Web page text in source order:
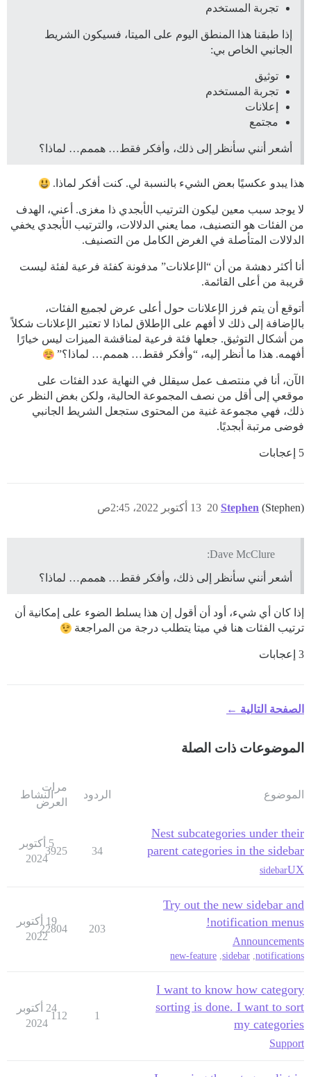
تجربة المستخدم
إذا طبقنا هذا المنطق اليوم على الميتا، فسيكون الشريط
الجانبي الخاص بي:
توثيق
تجربة المستخدم
إعلانات
مجتمع
أشعر أنني سأنظر إلى ذلك، وأفكر فقط… هممم… لماذا؟
هذا يبدو عكسيًا بعض الشيء بالنسبة لي. كنت أفكر لماذا.
لا يوجد سبب معين ليكون الترتيب الأبجدي ذا مغزى. أعني، الهدف
من الفئات هو التصنيف، مما يعني الدلالات، والترتيب الأبجدي يخفي
الدلالات المتأصلة في الغرض الكامل من التصنيف.
أنا أكثر دهشة من أن “الإعلانات” مدفونة كفئة فرعية لفئة ليست
قريبة من أعلى القائمة.
أتوقع أن يتم فرز الإعلانات حول أعلى عرض لجميع الفئات،
بالإضافة إلى ذلك لا أفهم على الإطلاق لماذا لا تعتبر الإعلانات شكلاً
من أشكال التوثيق. جعلها فئة فرعية لمناقشة الميزات ليس خيارًا
أفهمه. هذا ما أنظر إليه، “وأفكر فقط… هممم… لماذا؟”
الآن، أنا في منتصف عمل سيقلل في النهاية عدد الفئات على
موقعي إلى أقل من نصف المجموعة الحالية، ولكن بغض النظر عن
ذلك، فهي مجموعة غنية من المحتوى ستجعل الشريط الجانبي
فوضى مرتبة أبجديًا.
5 إعجابات
Stephen (Stephen) 13 أكتوبر 2022، 2:45ص 20
Dave McClure:
أشعر أنني سأنظر إلى ذلك، وأفكر فقط… هممم… لماذا؟
إذا كان أي شيء، أود أن أقول إن هذا يسلط الضوء على إمكانية أن
ترتيب الفئات هنا في ميتا يتطلب درجة من المراجعة
3 إعجابات
الصفحة التالية ←
الموضوعات ذات الصلة
الموضوع الردود
مرات
العرض
النشاط
Nest subcategories under their
parent categories in the sidebar
UX
sidebar
34
3925
5 أكتوبر
2024
Try out the new sidebar and
notification menus!
Announcements
notifications
,
sidebar
,
new-feature
203
22804
19 أكتوبر
2022
I want to know how category
sorting is done. I want to sort
my categories
Support
1
112
24 أكتوبر
2024